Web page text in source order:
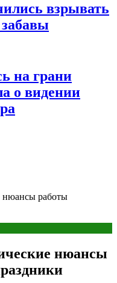
взрывать
на грани
о видении
нюансы работы
нюансы